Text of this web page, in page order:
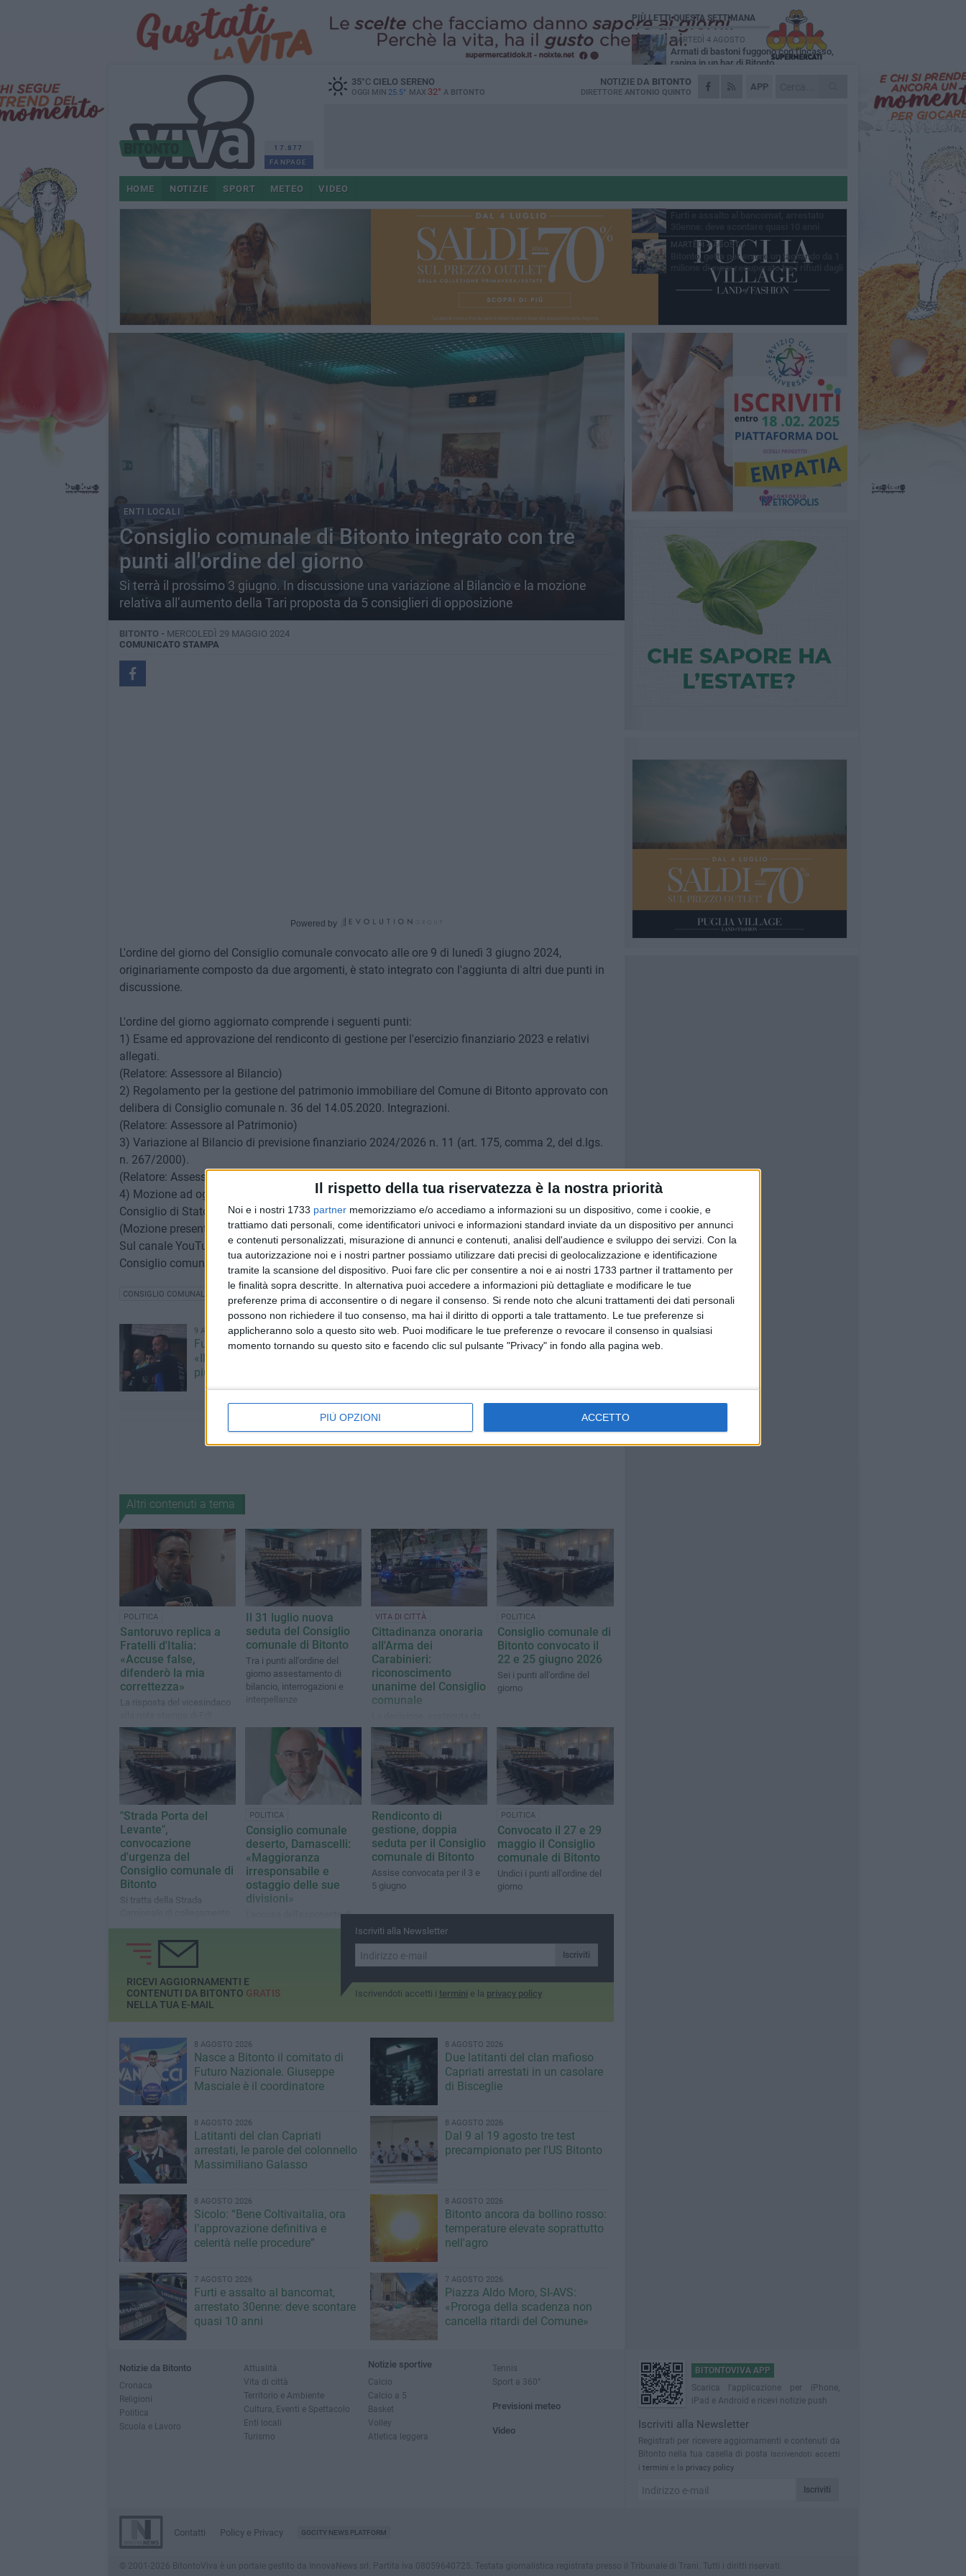
Il rispetto della tua riservatezza è la nostra priorità
Noi e i nostri 1733 partner memorizziamo e/o accediamo a informazioni su un dispositivo, come i cookie, e
trattiamo dati personali, come identificatori univoci e informazioni standard inviate da un dispositivo per annunci
e contenuti personalizzati, misurazione di annunci e contenuti, analisi dell'audience e sviluppo dei servizi. Con la
tua autorizzazione noi e i nostri partner possiamo utilizzare dati precisi di geolocalizzazione e identificazione
tramite la scansione del dispositivo. Puoi fare clic per consentire a noi e ai nostri 1733 partner il trattamento per
le finalità sopra descritte. In alternativa puoi accedere a informazioni più dettagliate e modificare le tue
preferenze prima di acconsentire o di negare il consenso. Si rende noto che alcuni trattamenti dei dati personali
possono non richiedere il tuo consenso, ma hai il diritto di opporti a tale trattamento. Le tue preferenze si
applicheranno solo a questo sito web. Puoi modificare le tue preferenze o revocare il consenso in qualsiasi
momento tornando su questo sito e facendo clic sul pulsante "Privacy" in fondo alla pagina web.
PIÙ OPZIONI ACCETTO
17.877
FANPAGE
35°CCIELO SERENO
OGGI MIN 25.5° MAX 32° A BITONTO
APP
NOTIZIE DA BITONTO
DIRETTORE ANTONIO QUINTO
HOME NOTIZIE SPORT METEO VIDEO
ENTI LOCALI
Consiglio comunale di Bitonto integrato con tre
punti all'ordine del giorno
Si terrà il prossimo 3 giugno. In discussione una variazione al Bilancio e la mozione
relativa all’aumento della Tari proposta da 5 consiglieri di opposizione
BITONTO - MERCOLEDÌ 29 MAGGIO 2024
COMUNICATO STAMPA
Powered by
L'ordine del giorno del Consiglio comunale convocato alle ore 9 di lunedì 3 giugno 2024,
originariamente composto da due argomenti, è stato integrato con l'aggiunta di altri due punti in
discussione.
L'ordine del giorno aggiornato comprende i seguenti punti:
1) Esame ed approvazione del rendiconto di gestione per l'esercizio finanziario 2023 e relativi
allegati.
(Relatore: Assessore al Bilancio)
2) Regolamento per la gestione del patrimonio immobiliare del Comune di Bitonto approvato con
delibera di Consiglio comunale n. 36 del 14.05.2020. Integrazioni.
(Relatore: Assessore al Patrimonio)
3) Variazione al Bilancio di previsione finanziario 2024/2026 n. 11 (art. 175, comma 2, del d.lgs.
n. 267/2000).
(Relatore: Assessore al Bilancio)
4) Mozione ad oggetto: Aumento tassa rifiuti ai Comuni pugliesi per effetto della sentenza del
Consiglio di Stato n. 10550 del 6.12.2023
(Mozione presentata da 5 consiglieri comunali)
Sul canale YouTube del Comune di Bitonto è possibile seguire in diretta streaming i lavori del
Consiglio comunale.
CONSIGLIO COMUNALE
9 AGOSTO 2026
Futsal Bitonto, mister Lodispoto:
«Il nuovo girone C sarà ancora
più equilibrato»
9 AGOSTO 2026
Leggero refrigerio su Bitonto: si
Altri contenuti a tema
POLITICA
Santoruvo replica a
Fratelli d'Italia:
«Accuse false,
difenderò la mia
correttezza»
La risposta del vicesindaco
Bitonto
Il 31 luglio nuova
seduta del Consiglio
comunale di Bitonto
Tra i punti all’ordine del
giorno assestamento di
bilancio, interrogazioni e
interpellanze
VITA DI CITTÀ
Cittadinanza onoraria
all'Arma dei
Carabinieri:
riconoscimento
unanime del Consiglio
comunale
tutti i 19 consiglieri presenti
alla seduta, riconosce il
ruolo svolto
quotidianamente dai
Carabinieri sul territorio
nazionale e locale
POLITICA
Consiglio comunale di
Bitonto convocato il
22 e 25 giugno 2026
Sei i punti all'ordine del
giorno
"Strada Porta del
Levante",
convocazione
d'urgenza del
Consiglio comunale di
Bitonto
Si tratta della Strada
tra l’Autostrada A14 e il
Porto di Bari
POLITICA
Consiglio comunale
deserto, Damascelli:
«Maggioranza
irresponsabile e
ostaggio delle sue
divisioni»
L'accusa dell'esponente di
Fratelli d'Italia a margine
Rendiconto di
gestione, doppia
seduta per il Consiglio
comunale di Bitonto
Assise convocata per il 3 e
5 giugno
POLITICA
Convocato il 27 e 29
maggio il Consiglio
comunale di Bitonto
Undici i punti all'ordine del
giorno
Iscriviti alla Newsletter
Iscriviti
Iscrivendoti accetti i termini e la privacy policy
RICEVI AGGIORNAMENTI E
CONTENUTI DA BITONTO GRATIS
NELLA TUA E-MAIL
8 AGOSTO 2026
Nasce a Bitonto il comitato di
Futuro Nazionale. Giuseppe
Masciale è il coordinatore
8 AGOSTO 2026
Due latitanti del clan mafioso
Capriati arrestati in un casolare
di Bisceglie
8 AGOSTO 2026
Latitanti del clan Capriati
arrestati, le parole del colonnello
Massimiliano Galasso
8 AGOSTO 2026
Dal 9 al 19 agosto tre test
precampionato per l'US Bitonto
8 AGOSTO 2026
Sicolo: “Bene Coltivaitalia, ora
l’approvazione definitiva e
celerità nelle procedure”
8 AGOSTO 2026
Bitonto ancora da bollino rosso:
temperature elevate soprattutto
nell'agro
7 AGOSTO 2026
Furti e assalto al bancomat,
arrestato 30enne: deve scontare
quasi 10 anni
7 AGOSTO 2026
Piazza Aldo Moro, SI-AVS:
«Proroga della scadenza non
cancella ritardi del Comune»
PIÙ LETTI QUESTA SETTIMANA
MARTEDÌ 4 AGOSTO
Armati di bastoni fuggono con l'incasso,
rapina in un bar di Bitonto
LUNEDÌ 3 AGOSTO
Antonella Aresta: «La Puglia è un set a
Fratelli d'Italia Bitonto: «Vicinanza alla
VENERDÌ 7 AGOSTO
MARTEDÌ 4 AGOSTO
Bitonto, getta per errore un tagliando da 1
milione di euro: recuperato tra i rifiuti dagli
Notizie da Bitonto
Cronaca
Religioni
Politica
Scuola e Lavoro
Attualità
Vita di città
Territorio e Ambiente
Cultura, Eventi e Spettacolo
Enti locali
Turismo
Notizie sportive
Calcio
Calcio a 5
Basket
Volley
Atletica leggera
Tennis
Sport a 360°
Previsioni meteo
Video
BITONTOVIVA APP
Scarica l'applicazione per iPhone,
iPad e Android e ricevi notizie push
Iscriviti alla Newsletter
Registrati per ricevere aggiornamenti e contenuti da
Bitonto nella tua casella di posta Iscrivendoti accetti
i termini e la privacy policy
Iscriviti
Contatti Policy e Privacy GOCITY NEWS PLATFORM
© 2001-2026 BitontoViva è un portale gestito da InnovaNews srl. Partita iva 08059640725. Testata giornalistica registrata presso il Tribunale di Trani. Tutti i diritti riservati.